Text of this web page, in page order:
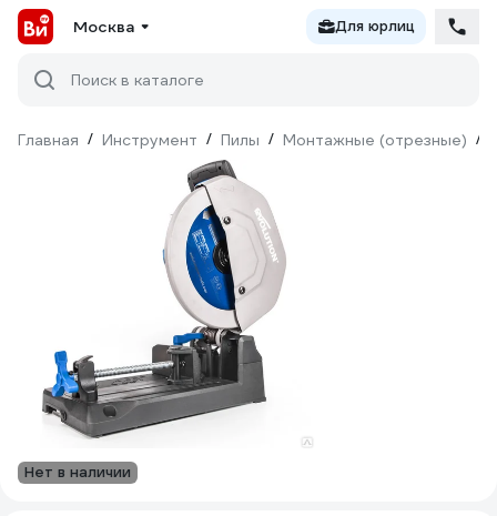
Москва Для юрлиц
Поиск в каталоге
Главная / Инструмент / Пилы / Монтажные (отрезные) /
Нет в наличии